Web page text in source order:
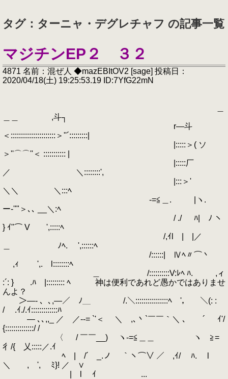
タグ：ターニャ・デグレチャフ の記事一覧
マジチンEP２ ３２
4871 名前：混ぜ人 ◆mazEBItOV2 [sage] 投稿日：
2020/04/18(土) 19:25:53.19 ID:7YfG22mN
＿＿ ,斗┐
r―斗
＜::::::::::::::::::::::＞''´:::::::::|
|:::::＞( ソ
＞''⌒⌒''＜ ::::::::::: |
|:::::厂
／ ＼::::::::',
|:::＞'
＼＼ ＼:::ﾍ
-=≦＿. |ヽ.
ー‐''"＞､､ __＼:ﾍ
/ ./ ﾊ| ﾉ ヽ
} ｲ"⌒ V ',:::::ﾍ
/,ｲl | |／
＿ ﾉﾍ. ',::::::ﾍ
/::::::| Ⅳﾍ〃⌒丶
,ｨ ',. l::::::::ﾍ
＿ /::::::::::V:ﾚﾍ ﾊ. ,ィ
:´: } .ﾊ |::::::::: ﾍ 神は便利であれど愚かではありませ
んよ？
＞―- 、､,―／ ﾉ＿ /.＼::::::::::::::::ﾍ '， ＼(: :
/ .ｲ./.ｲ:::::::::::::ﾊ
ゝ― ､､,,_ ／ ／--= `'＜ ＼ ,､丶`￣￣｀＼ ､ ´ ｲ'/
{::::::::::::::/ /
〈 / ￣￣__) ヽ-=≦＿＿ ヽ ≧=
彳/{ 乂:::::／.ｲ
ﾍ | /´ _.ノ ｀ヽ⌒∨ ／ ,ｲ/ ﾊ. l
＼ , ', ﾐ}! ／ ∨
| l ｲ ...